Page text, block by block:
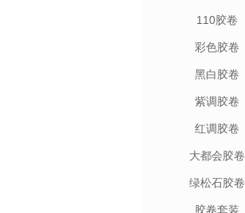
110胶卷
彩色胶卷
黑白胶卷
紫调胶卷
红调胶卷
大都会胶卷
绿松石胶卷
胶卷套装